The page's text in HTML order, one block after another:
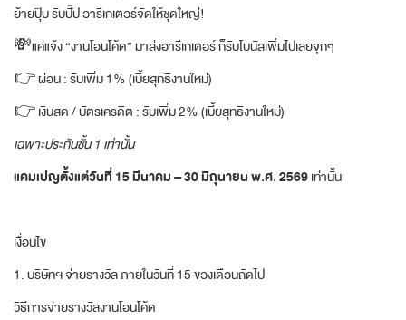
ย้ายปุ๊บ รับปั๊ป อารีเกเตอร์จัดให้ชุดใหญ่!
💸แค่แจ้ง “งานโอนโค้ด” มาส่งอารีเกเตอร์ ก็รับโบนัสเพิ่มไปเลยจุกๆ
👉 ผ่อน : รับเพิ่ม 1% (เบี้ยสุทธิงานใหม่)
👉 เงินสด / บัตรเครดิต : รับเพิ่ม 2% (เบี้ยสุทธิงานใหม่)
เฉพาะประกันชั้น 1 เท่านั้น
แคมเปญตั้งแต่วันที่ 15 มีนาคม – 30 มิถุนายน พ.ศ. 2569เท่านั้น
เงื่อนไข
1. บริษัทฯ จ่ายรางวัล ภายในวันที่ 15 ของเดือนถัดไป
วิธีการจ่ายรางวัลงานโอนโค้ด